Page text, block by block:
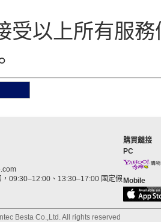
以上所有服務
09:30–12:00、13:30–17:00 國定假
購買鏈接
PC
Mobile
Besta Co.,Ltd. All rights reserved